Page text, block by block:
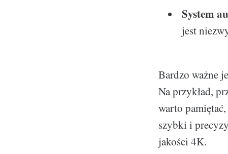
System
jest
Bardzo ważne
Na przykład,
warto
szybki i
jakości 4K.